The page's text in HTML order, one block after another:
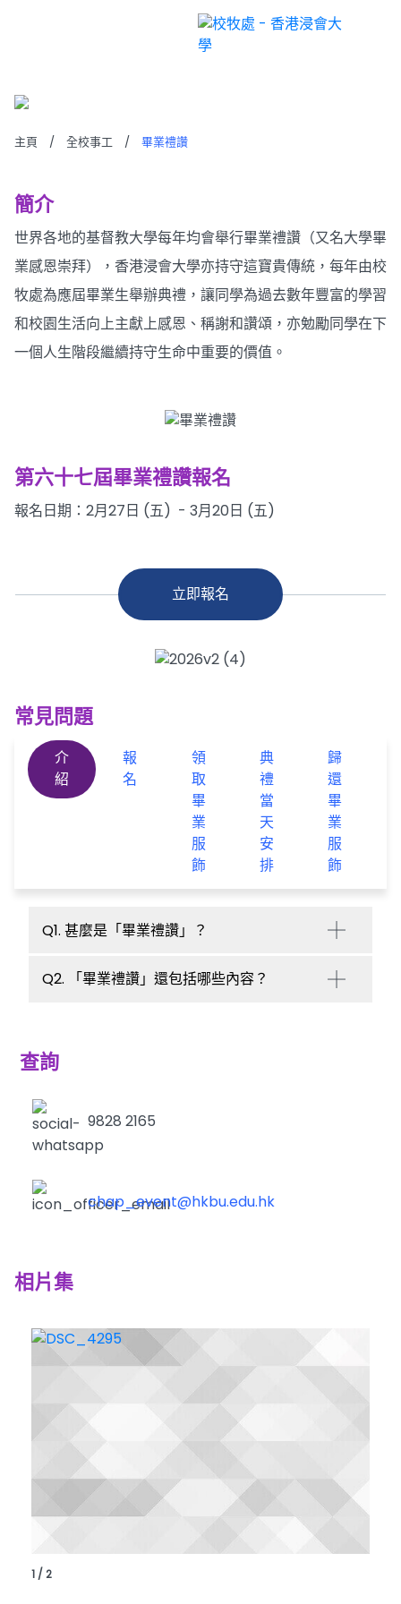
主頁 / 全校事工 / 畢業禮讚
簡介
世界各地的基督教大學每年均會舉行畢業禮讚（又名大學畢
業感恩崇拜），香港浸會大學亦持守這寶貴傳統，每年由校
牧處為應屆畢業生舉辦典禮，讓同學為過去數年豐富的學習
和校園生活向上主獻上感恩、稱謝和讚頌，亦勉勵同學在下
一個人生階段繼續持守生命中重要的價值。
第六十七屆畢業禮讚報名
報名日期：2月27日 (五) - 3月20日 (五)
立即報名
常見問題
介
紹
報
名
領
取
畢
業
服
飾
典
禮
當
天
安
排
歸
還
畢
業
服
飾
Q1. 甚麼是「畢業禮讚」？
Q2. 「畢業禮讚」還包括哪些內容？
查詢
9828 2165
chap_event@hkbu.edu.hk
相片集
1 / 2